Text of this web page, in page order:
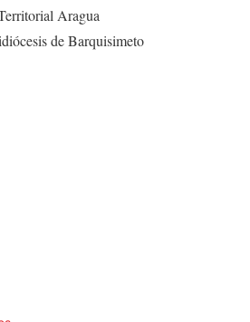
Aragua
de Barquisimeto